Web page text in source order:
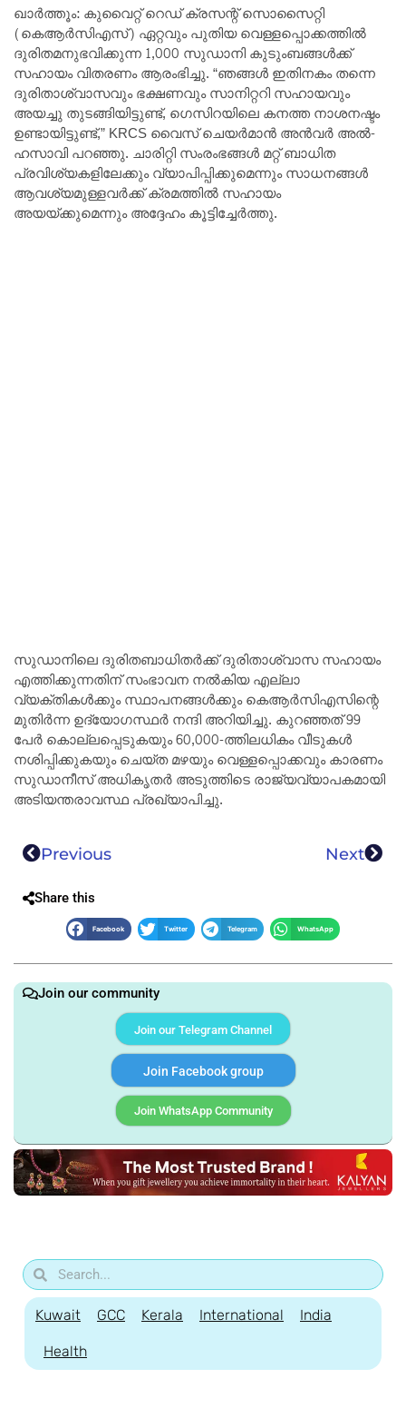
ഖാർത്തൂം: കുവൈറ്റ് റെഡ് ക്രസന്റ് സൊസൈറ്റി
(കെആർസിഎസ്) ഏറ്റവും പുതിയ വെള്ളപ്പൊക്കത്തിൽ
ദുരിതമനുഭവിക്കുന്ന 1,000 സുഡാനി കുടുംബങ്ങൾക്ക്
സഹായം വിതരണം ആരംഭിച്ചു. “ഞങ്ങൾ ഇതിനകം തന്നെ
ദുരിതാശ്വാസവും ഭക്ഷണവും സാനിറ്ററി സഹായവും
അയച്ചു തുടങ്ങിയിട്ടുണ്ട്, ഗെസിറയിലെ കനത്ത നാശനഷ്ടം
ഉണ്ടായിട്ടുണ്ട്,” KRCS വൈസ് ചെയർമാൻ അൻവർ അൽ-
ഹസാവി പറഞ്ഞു. ചാരിറ്റി സംരംഭങ്ങൾ മറ്റ് ബാധിത
പ്രവിശ്യകളിലേക്കും വ്യാപിപ്പിക്കുമെന്നും സാധനങ്ങൾ
ആവശ്യമുള്ളവർക്ക് ക്രമത്തിൽ സഹായം
അയയ്‌ക്കുമെന്നും അദ്ദേഹം കൂട്ടിച്ചേർത്തു.
സുഡാനിലെ ദുരിതബാധിതർക്ക് ദുരിതാശ്വാസ സഹായം
എത്തിക്കുന്നതിന് സംഭാവന നൽകിയ എല്ലാ
വ്യക്തികൾക്കും സ്ഥാപനങ്ങൾക്കും കെആർസിഎസിന്റെ
മുതിർന്ന ഉദ്യോഗസ്ഥർ നന്ദി അറിയിച്ചു. കുറഞ്ഞത് 99
പേർ കൊല്ലപ്പെടുകയും 60,000-ത്തിലധികം വീടുകൾ
നശിപ്പിക്കുകയും ചെയ്ത മഴയും വെള്ളപ്പൊക്കവും കാരണം
സുഡാനീസ് അധികൃതർ അടുത്തിടെ രാജ്യവ്യാപകമായി
അടിയന്തരാവസ്ഥ പ്രഖ്യാപിച്ചു.
Previous Next
Share this
Facebook Twitter Telegram WhatsApp
Join our community
Join our Telegram Channel
Join Facebook group
Join WhatsApp Community
Kuwait GCC Kerala International India
Health